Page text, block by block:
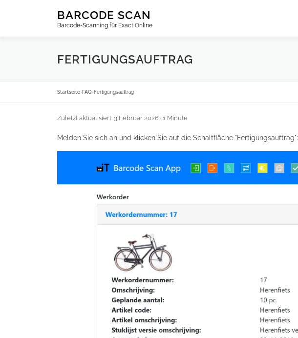
BARCODE SCAN
Barcode-Scanning für Exact Online
FERTIGUNGSAUFTRAG
Startseite› FAQ›Fertigungsauftrag
Zuletzt aktualisiert: 3 Februar 2026 · 1 Minute
Melden Sie sich an und klicken Sie auf die Schaltfläche "Fertigungsauftrag":